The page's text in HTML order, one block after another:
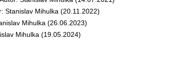
Mihulka (20.11.2022)
Mihulka (26.06.2023)
Mihulka (19.05.2024)